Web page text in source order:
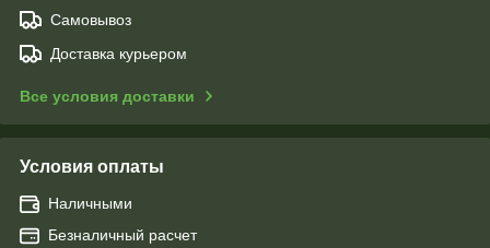
Самовывоз
Доставка курьером
Все условия доставки
Условия оплаты
Наличными
Безналичный расчет